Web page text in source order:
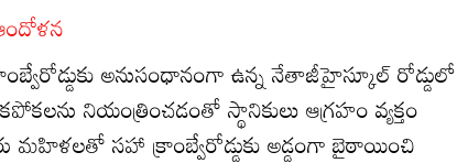
అనుసంధానంగా ఉన్న నేతాజీహైస్కూల్‌ రోడ్డులో
నియంత్రించడంతో స్థానికులు ఆగ్రహం వ్యక్తం
మహిళలతో సహా క్రాంబ్వేరోడ్డుకు అడ్డంగా బైఠాయించి